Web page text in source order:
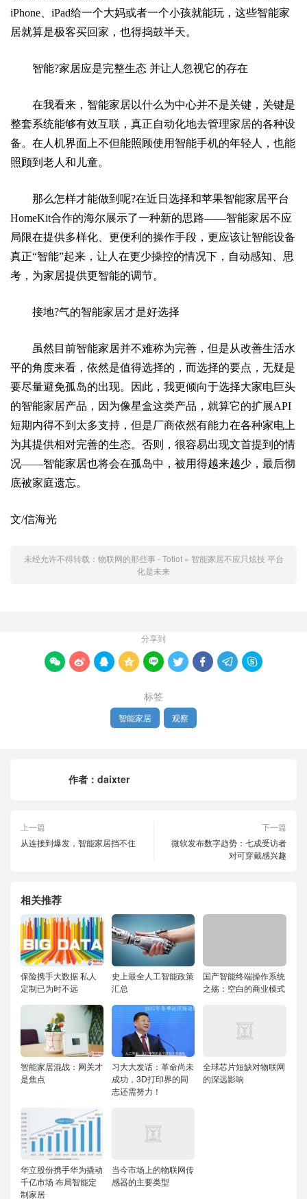
iPhone、iPad给一个大妈或者一个小孩就能玩，这些智能家
居就算是极客买回家，也得捣鼓半天。
智能?家居应是完整生态 并让人忽视它的存在
在我看来，智能家居以什么为中心并不是关键，关键是
整套系统能够有效互联，真正自动化地去管理家居的各种设
备。在人机界面上不但能照顾使用智能手机的年轻人，也能
照顾到老人和儿童。
那么怎样才能做到呢?在近日选择和苹果智能家居平台
HomeKit合作的海尔展示了一种新的思路——智能家居不应
局限在提供多样化、更便利的操作手段，更应该让智能设备
真正“智能”起来，让人在更少操控的情况下，自动感知、思
考，为家居提供更智能的调节。
接地?气的智能家居才是好选择
虽然目前智能家居并不难称为完善，但是从改善生活水
平的角度来看，依然是值得选择的，而选择的要点，无疑是
要尽量避免孤岛的出现。因此，我更倾向于选择大家电巨头
的智能家居产品，因为像星盒这类产品，就算它的扩展API
短期内得不到太多支持，但是厂商依然有能力在各种家电上
为其提供相对完善的生态。否则，很容易出现文首提到的情
况——智能家居也将会在孤岛中，被用得越来越少，最后彻
底被家庭遗忘。
文/信海光
未经允许不得转载： 物联网的那些事 - Totiot» 智能家居不应只炫技 平台
化是未来
分享到
        
标签
智能家居 观察
作者： daixter
上一篇
从连接到爆发，智能家居挡不住
下一篇
微软发布数字趋势：七成受访者
对可穿戴感兴趣
相关推荐
保险携手大数据 私人
定制已为时不远
史上最全人工智能政策
汇总
国产智能终端操作系统
之殇：空白的商业模式
智能家居混战：网关才
是焦点
习大大发话：革命尚未
成功，3D打印界的同
志还需努力！
全球芯片短缺对物联网
的深远影响
华立股份携手华为撬动
千亿市场 布局智能定
制家居
当今市场上的物联网传
感器的主要类型